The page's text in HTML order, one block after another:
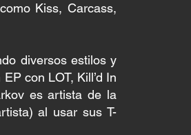
Kiss, Carcass,
diversos estilos y
con LOT, Kill’d In
es artista de la
al usar sus T-